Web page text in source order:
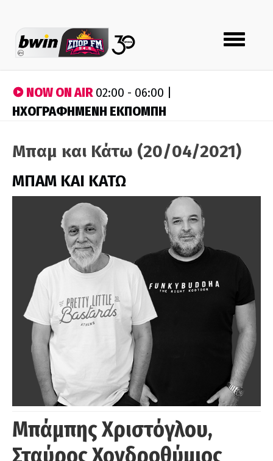
Toggle
navigation
NOW ON AIR02:00 - 06:00 |
ΗΧΟΓΡΑΦΗΜΕΝΗ ΕΚΠΟΜΠΗ
Μπαμ και Κάτω (20/04/2021)
ΜΠΑΜ ΚΑΙ ΚΑΤΩ
Μπάμπης Χριστόγλου,
Σταύρος Χονδροθύμιος